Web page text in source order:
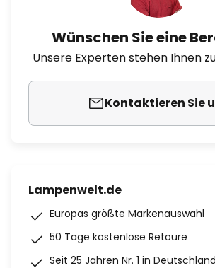
Wünschen Sie eine
Unsere Experten stehen Ihnen
Kontaktieren Sie
Lampenwelt.de
Europas größte Markenauswahl
50 Tage kostenlose Retoure
Seit 25 Jahren Nr. 1 in Deutschland